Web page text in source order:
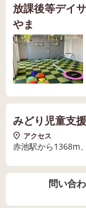
放課後等デイ
やま
みどり児童支
アクセス
赤池駅から1368m
問い合